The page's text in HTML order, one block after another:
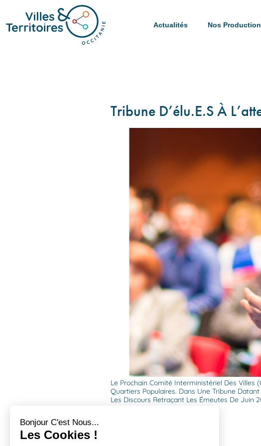
Actualités Nos
Tribune D’élu.e.s À
Le Prochain Comité Interministériel Des Villes
Quartiers Populaires. Dans Une Tribune
Les Discours Retraçant Les Émeutes De Juin
Bonjour C'est Nous...
Les Cookies !